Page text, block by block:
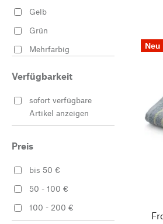
Gelb
Grün
Mehrfarbig
Rot
Violett
Verfügbarkeit
sofort verfügbare
Artikel anzeigen
Preis
bis 50 €
50 - 100 €
100 - 200 €
Neu